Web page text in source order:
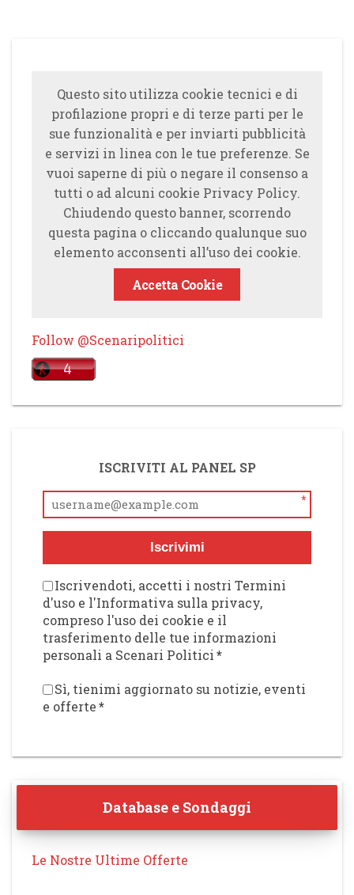
Questo sito utilizza cookie tecnici e di
profilazione propri e di terze parti per le
sue funzionalità e per inviarti pubblicità
e servizi in linea con le tue preferenze. Se
vuoi saperne di più o negare il consenso a
tutti o ad alcuni cookie Privacy Policy.
Chiudendo questo banner, scorrendo
questa pagina o cliccando qualunque suo
elemento acconsenti all’uso dei cookie.
Accetta Cookie
Follow @Scenaripolitici
ISCRIVITI AL PANEL SP
*
Iscrivimi
Iscrivendoti, accetti i nostri Termini
d'uso e l'Informativa sulla privacy,
compreso l'uso dei cookie e il
trasferimento delle tue informazioni
personali a Scenari Politici*
Sì, tienimi aggiornato su notizie, eventi
e offerte*
Database e Sondaggi
Le Nostre Ultime Offerte